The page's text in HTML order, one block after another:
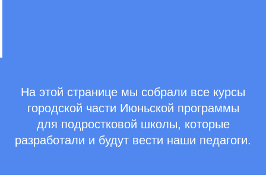
На этой странице мы собрали все курсы
городской части Июньской программы
для подростковой школы, которые
разработали и будут вести наши педагоги.